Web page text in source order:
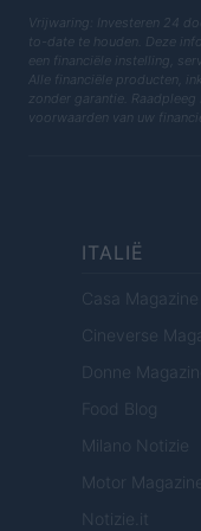
Vrijwaring: Investeren 24
to-date te houden. Deze
een financiële instelling,
Alle financiële producten,
zonder garantie.
voorwaarden van uw
ITALIË
Casa Magazine
Cineverse
Donne
Food Blog
Milano Notizie
Motor Magazine
Notizie.it